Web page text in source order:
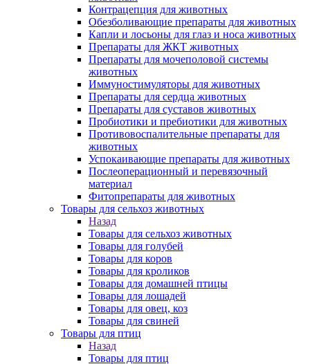
Контрацепция для животных
Обезболивающие препараты для животных
Капли и лосьоны для глаз и носа животных
Препараты для ЖКТ животных
Препараты для мочеполовой системы
животных
Иммуностимуляторы для животных
Препараты для сердца животных
Препараты для суставов животных
Пробиотики и пребиотики для животных
Противовоспалительные препараты для
животных
Успокаивающие препараты для животных
Послеоперационный и перевязочный
материал
Фитопрепараты для животных
Товары для сельхоз животных
Назад
Товары для сельхоз животных
Товары для голубей
Товары для коров
Товары для кроликов
Товары для домашней птицы
Товары для лошадей
Товары для овец, коз
Товары для свиней
Товары для птиц
Назад
Товары для птиц